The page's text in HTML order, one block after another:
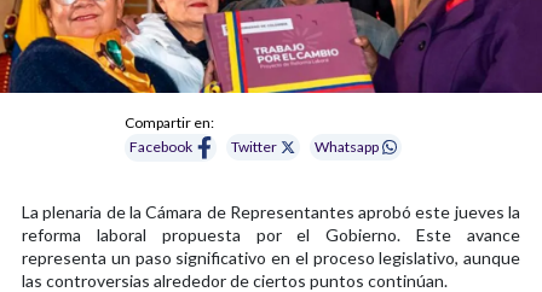
Compartir en:
Facebook
Twitter Whatsapp
La plenaria de la Cámara de Representantes aprobó este jueves la
reforma laboral propuesta por el Gobierno. Este avance
representa un paso significativo en el proceso legislativo, aunque
las controversias alrededor de ciertos puntos continúan.